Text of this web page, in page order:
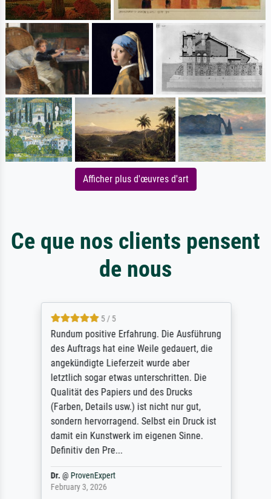
Afficher plus d'œuvres d'art
Ce que nos clients pensent
de nous
5 / 5
Rundum positive Erfahrung. Die Ausführung
des Auftrags hat eine Weile gedauert, die
angekündigte Lieferzeit wurde aber
letztlich sogar etwas unterschritten. Die
Qualität des Papiers und des Drucks
(Farben, Details usw.) ist nicht nur gut,
sondern hervorragend. Selbst ein Druck ist
damit ein Kunstwerk im eigenen Sinne.
Definitiv den Pre...
Dr.@ ProvenExpert
February 3, 2026